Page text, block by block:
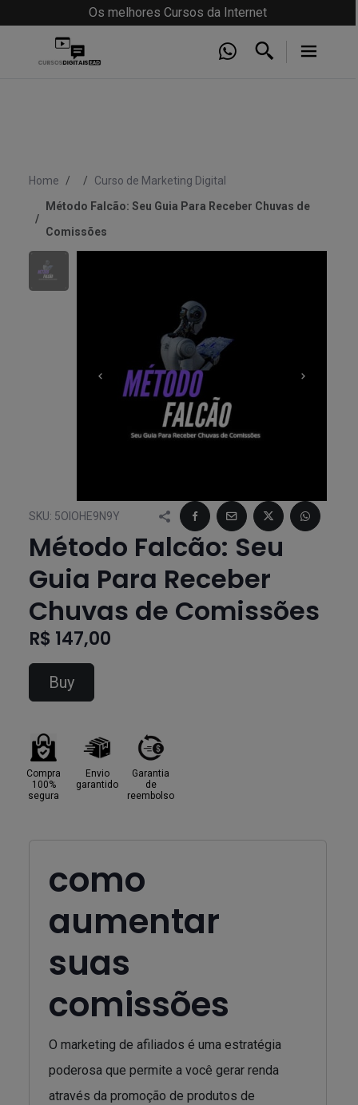
Os melhores Cursos da Internet
Home
Curso de Marketing Digital
Método Falcão: Seu Guia Para Receber Chuvas de
Comissões
SKU: 5OIOHE9N9Y
Método Falcão: Seu
Guia Para Receber
Chuvas de Comissões
R$ 147,00
Buy
Compra
100%
segura
Envio
garantido
Garantia
de
reembolso
como
aumentar
suas
comissões
O marketing de afiliados é uma estratégia
poderosa que permite a você gerar renda
através da promoção de produtos de